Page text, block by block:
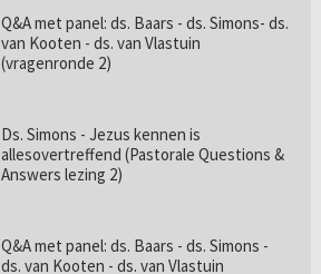
Q&A met panel: ds. Baars - ds. Simons- ds.
van Kooten - ds. van Vlastuin
(vragenronde 2)
Ds. Simons - Jezus kennen is
allesovertreffend (Pastorale Questions &
Answers lezing 2)
Q&A met panel: ds. Baars - ds. Simons -
ds. van Kooten - ds. van Vlastuin